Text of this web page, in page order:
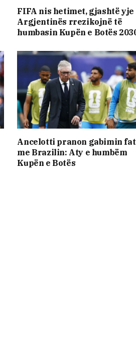
FIFA nis hetimet, gjashtë yje
Argjentinës rrezikojnë të
humbasin Kupën e Botës
Ancelotti pranon gabimin
me Brazilin: Aty e humbëm
Kupën e Botës